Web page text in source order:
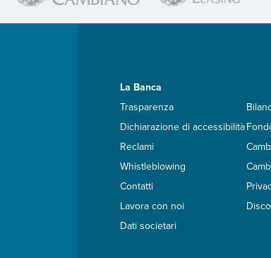
La Banca
Trasparenza
Dichiarazione di accessibilità
Reclami
Whistleblowing
Contatti
Lavora con noi
Dati societari